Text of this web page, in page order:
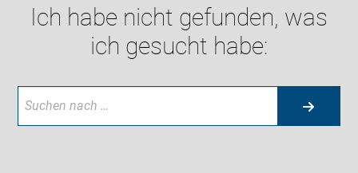
Ich habe nicht gefunden, was
ich gesucht habe: